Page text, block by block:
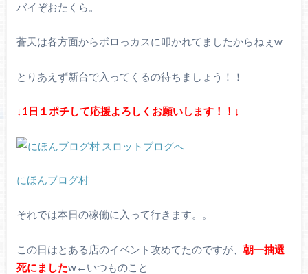
バイぞおたくら。
蒼天は各方面からボロっカスに叩かれてましたからねぇw
とりあえず新台で入ってくるの待ちましょう！！
↓1日１ポチして応援よろしくお願いします！！↓
にほんブログ村
それでは本日の稼働に入って行きます。。
この日はとある店のイベント攻めてたのですが、 朝一抽選
死にましたw←いつものこと